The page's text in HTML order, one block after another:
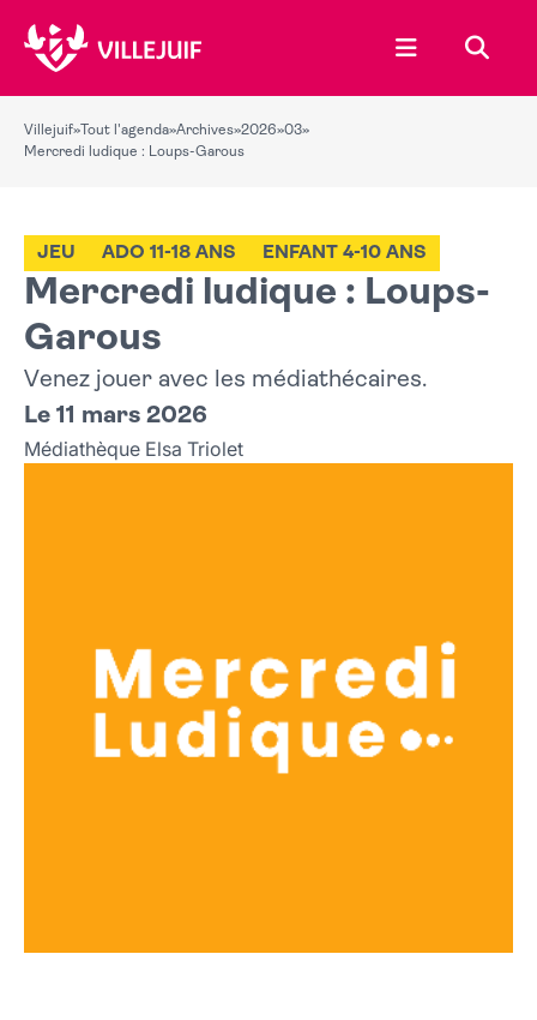
Ouvrir le
Villejuif» Tout l'agenda»Archives»2026»03»
Mercredi ludique : Loups-Garous
Mercredi ludique : Loups-
Garous
JEU ADO 11-18 ANS ENFANT 4-10 ANS
Venez jouer avec les médiathécaires.
Le 11 mars 2026
Médiathèque Elsa Triolet